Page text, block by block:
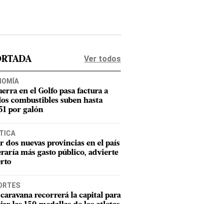
Ver todos
en el Golfo pasa factura a
combustibles suben hasta
por galón
dos nuevas provincias en el país
más gasto público, advierte
caravana recorrerá la capital para